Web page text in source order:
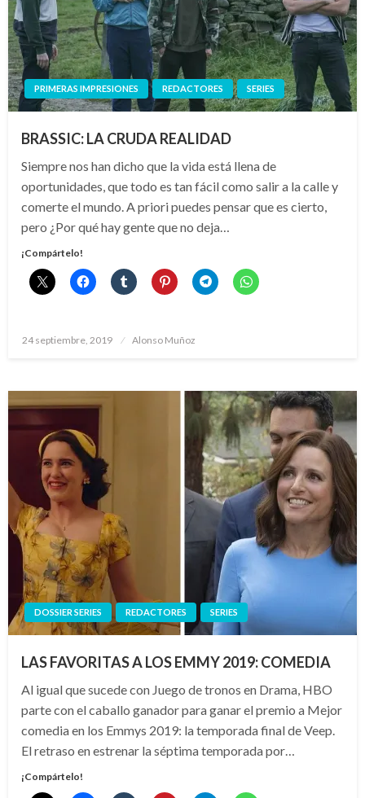
PRIMERAS IMPRESIONES REDACTORES SERIES
BRASSIC: LA CRUDA REALIDAD
Siempre nos han dicho que la vida está llena de
oportunidades, que todo es tan fácil como salir a la calle y
comerte el mundo. A priori puedes pensar que es cierto,
pero ¿Por qué hay gente que no deja…
¡Compártelo!
Publicado
24 septiembre, 2019 Alonso Muñoz
DOSSIER SERIES REDACTORES SERIES
LAS FAVORITAS A LOS EMMY 2019: COMEDIA
Al igual que sucede con Juego de tronos en Drama, HBO
parte con el caballo ganador para ganar el premio a Mejor
comedia en los Emmys 2019: la temporada final de Veep.
El retraso en estrenar la séptima temporada por…
¡Compártelo!